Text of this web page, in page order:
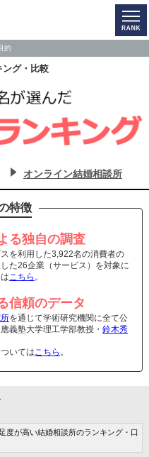
的
ング・比較
オンライン結婚相談所
特徴
る独自の調査
を利用した3,922名の消費者の
た26企業（サービス）を対象に
こちら 。
信頼のデータ
を通じて学術研究機関に全て公
義塾大学理工学部教授・ 鈴木秀
いてはこちら 。
度が高い結婚相談所のランキング・口